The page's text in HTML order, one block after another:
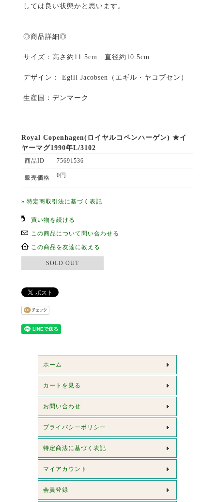
しては良い状態かと思います。
◎商品詳細◎
サイズ：高さ約11.5cm 直径約10.5cm
デザイン： Egill Jacobsen（エギル・ヤコブセン）
生産国：デンマーク
Royal Copenhagen(ロイヤルコペンハーゲン) ★イ
ヤーマグ1990年L/3102
商品ID 75691536
販売価格 0円
» 特定商取引法に基づく表記
買い物を続ける
この商品について問い合わせる
この商品を友達に教える
SOLD OUT
ホーム
カートを見る
お問い合わせ
プライバシーポリシー
特定商法に基づく表記
マイアカウント
会員登録